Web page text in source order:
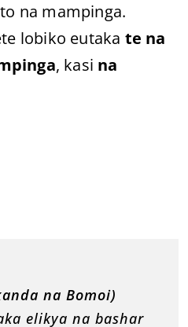
na mampinga.
lobiko eutaka te na
, kasi na
na Bomoi)
elikya na bashar